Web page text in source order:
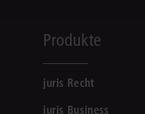
Produkte
juris Recht
juris Business